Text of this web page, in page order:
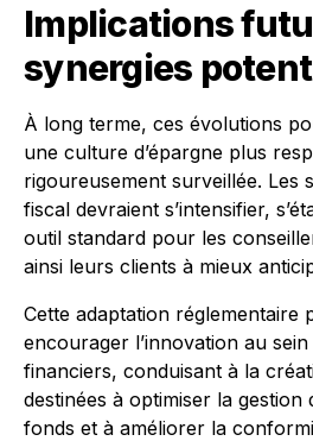
Implications
synergies
À long terme, ces évolutions
une culture d’épargne plus
rigoureusement surveillée. Les
fiscal devraient s’intensifier,
outil standard pour les
ainsi leurs clients à mieux
Cette adaptation réglementaire
encourager l’innovation au
financiers, conduisant à la
destinées à optimiser la gestion
fonds et à améliorer la